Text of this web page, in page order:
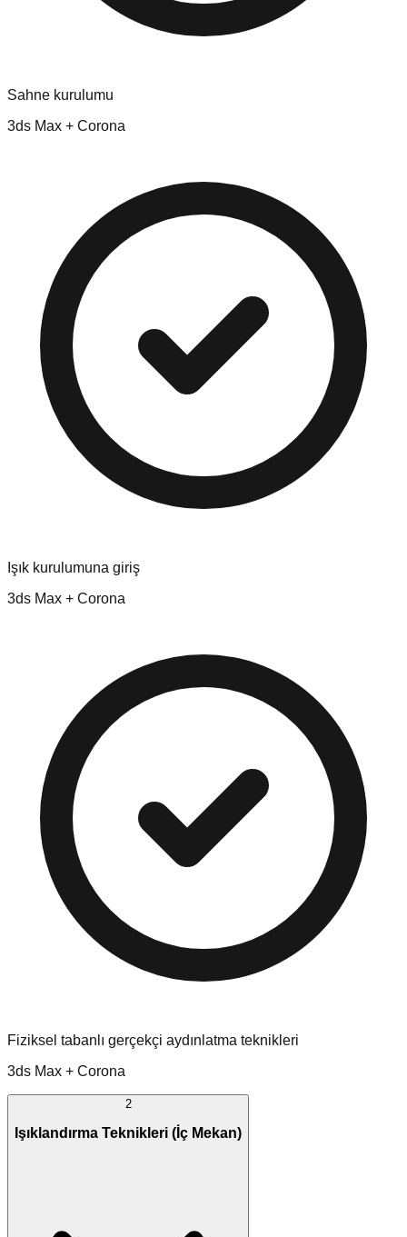
Sahne kurulumu
3ds Max + Corona
Işık kurulumuna giriş
3ds Max + Corona
Fiziksel tabanlı gerçekçi aydınlatma teknikleri
3ds Max + Corona
2
Işıklandırma Teknikleri (İç Mekan)